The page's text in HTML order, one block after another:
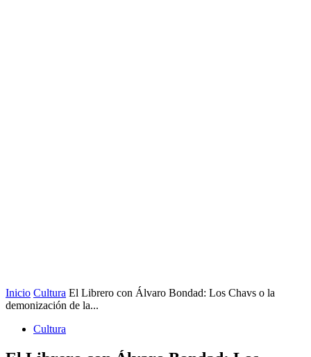
Inicio Cultura El Librero con Álvaro Bondad: Los Chavs o la
demonización de la...
Cultura